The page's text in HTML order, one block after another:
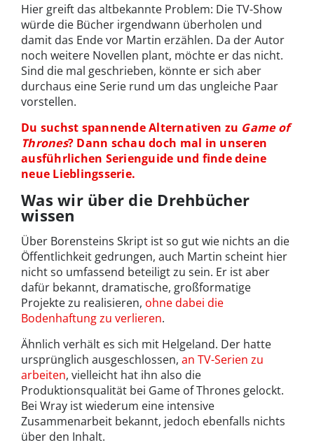
Hier greift das altbekannte Problem: Die TV-Show
würde die Bücher irgendwann überholen und
damit das Ende vor Martin erzählen. Da der Autor
noch weitere Novellen plant, möchte er das nicht.
Sind die mal geschrieben, könnte er sich aber
durchaus eine Serie rund um das ungleiche Paar
vorstellen.
Du suchst spannende Alternativen zu Game of
Thrones? Dann schau doch mal in unseren
ausführlichen Serienguide und finde deine
neue Lieblingsserie.
Was wir über die Drehbücher
wissen
Über Borensteins Skript ist so gut wie nichts an die
Öffentlichkeit gedrungen, auch Martin scheint hier
nicht so umfassend beteiligt zu sein. Er ist aber
dafür bekannt, dramatische, großformatige
Projekte zu realisieren, ohne dabei die
Bodenhaftung zu verlieren.
Ähnlich verhält es sich mit Helgeland. Der hatte
ursprünglich ausgeschlossen, an TV-Serien zu
arbeiten, vielleicht hat ihn also die
Produktionsqualität bei Game of Thrones gelockt.
Bei Wray ist wiederum eine intensive
Zusammenarbeit bekannt, jedoch ebenfalls nichts
über den Inhalt.